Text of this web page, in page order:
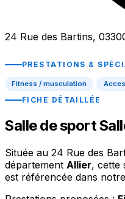
24 Rue des Bartins,
PRESTATIONS &
Fitness / musculation
FICHE DÉTAILLÉE
Salle de sport
Située au 24 Rue des
département Allier, cette
est référencée dans